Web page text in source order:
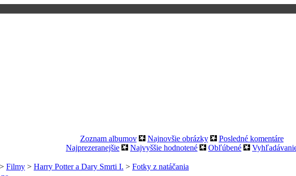
Zoznam albumov Najnovšie obrázky
Posledné komentáre
Najprezeranejšie
Najvyššie hodnotené Obľúbené
> Filmy > Harry Potter a Dary Smrti I. > Fotky z natáčania